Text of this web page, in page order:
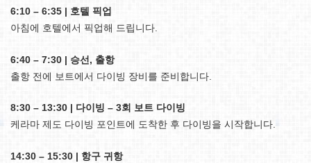
6:10 – 6:35 | 호텔 픽업
아침에 호텔에서 픽업해 드립니다.
6:40 – 7:30 | 승선, 출항
출항 전에 보트에서 다이빙 장비를 준비합니다.
8:30 – 13:30 | 다이빙 – 3회 보트 다이빙
케라마 제도 다이빙 포인트에 도착한 후 다이빙을 시작합니다.
14:30 – 15:30 | 항구 귀항